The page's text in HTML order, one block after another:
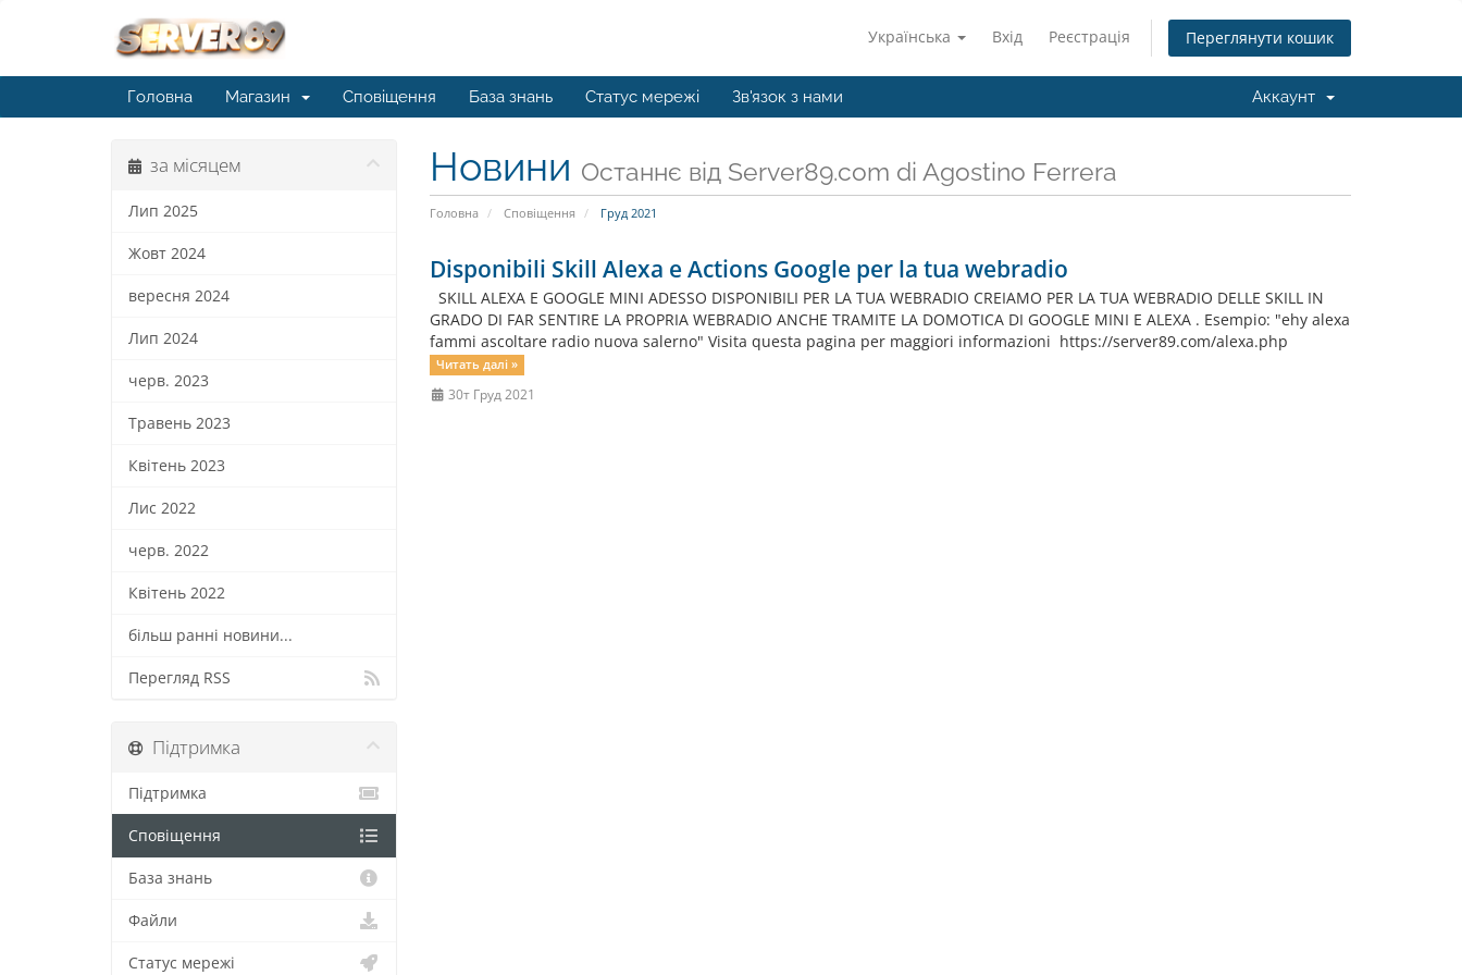
Українська Вхід Реєстрація Переглянути кошик
Головна Магазин Сповіщення База знань Статус мережі Зв'язок з нами Аккаунт
Новини Останнє від Server89.com di Agostino Ferrera
Головна Сповіщення Груд 2021
за місяцем
Лип 2025
Жовт 2024
вересня 2024
Лип 2024
черв. 2023
Травень 2023
Квітень 2023
Лис 2022
черв. 2022
Квітень 2022
більш ранні новини...
Перегляд RSS
Disponibili Skill Alexa e Actions Google per la tua webradio
SKILL ALEXA E GOOGLE MINI ADESSO DISPONIBILI PER LA TUA WEBRADIO CREIAMO PER LA TUA WEBRADIO DELLE SKILL IN
GRADO DI FAR SENTIRE LA PROPRIA WEBRADIO ANCHE TRAMITE LA DOMOTICA DI GOOGLE MINI E ALEXA . Esempio: "ehy alexa
fammi ascoltare radio nuova salerno" Visita questa pagina per maggiori informazioni https://server89.com/alexa.php
Читать далі »
30т Груд 2021
Підтримка
Підтримка
Сповіщення
База знань
Файли
Статус мережі